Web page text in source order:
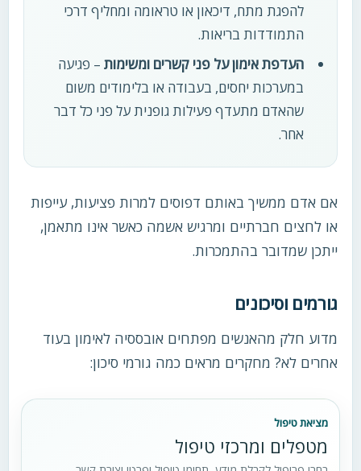
להפגת מתח, דיכאון או טראומה ומחליף דרכי
התמודדות בריאות.
העדפת אימון על פני קשרים ומשימות – פגיעה
במערכות יחסים, בעבודה או בלימודים משום
שהאדם מתעדף פעילות גופנית על פני כל דבר
אחר.
אם אדם ממשיך באותם דפוסים למרות פציעות, עייפות
או לחצים חברתיים ומרגיש אשמה כאשר אינו מתאמן,
ייתכן שמדובר בהתמכרות.
גורמים וסיכונים
מדוע חלק מהאנשים מפתחים אובססיה לאימון בעוד
אחרים לא? מחקרים מראים כמה גורמי סיכון:
מציאת טיפול
מטפלים ומרכזי טיפול